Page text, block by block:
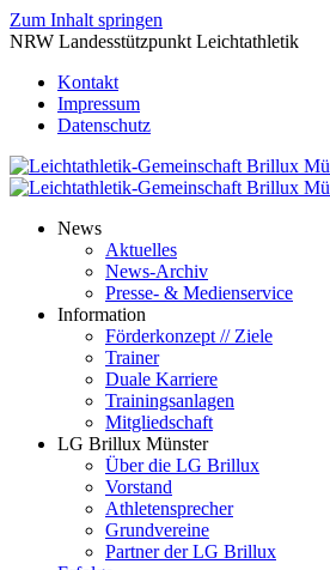
Zum Inhalt springen
NRW Landesstützpunkt Leichtathletik
Kontakt
Impressum
Datenschutz
News
Aktuelles
News-Archiv
Presse- & Medienservice
Information
Förderkonzept // Ziele
Trainer
Duale Karriere
Trainingsanlagen
Mitgliedschaft
LG Brillux Münster
Über die LG Brillux
Vorstand
Athletensprecher
Grundvereine
Partner der LG Brillux